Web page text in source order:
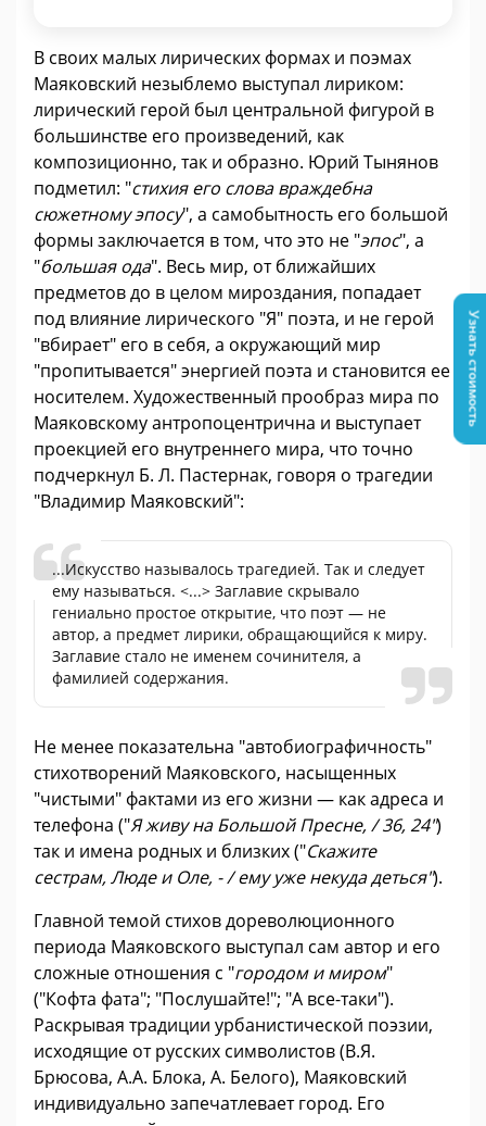
В своих малых лирических формах и поэмах
Маяковский незыблемо выступал лириком:
лирический герой был центральной фигурой в
большинстве его произведений, как
композиционно, так и образно. Юрий Тынянов
подметил: "стихия его слова враждебна
сюжетному эпосу", а самобытность его большой
формы заключается в том, что это не "эпос", а
"большая ода". Весь мир, от ближайших
предметов до в целом мироздания, попадает
под влияние лирического "Я" поэта, и не герой
"вбирает" его в себя, а окружающий мир
"пропитывается" энергией поэта и становится ее
носителем. Художественный прообраз мира по
Маяковскому антропоцентрична и выступает
проекцией его внутреннего мира, что точно
подчеркнул Б. Л. Пастернак, говоря о трагедии
"Владимир Маяковский":
...Искусство называлось трагедией. Так и следует
ему называться. <...> Заглавие скрывало
гениально простое открытие, что поэт — не
автор, а предмет лирики, обращающийся к миру.
Заглавие стало не именем сочинителя, а
фамилией содержания.
Не менее показательна "автобиографичность"
стихотворений Маяковского, насыщенных
"чистыми" фактами из его жизни — как адреса и
телефона ("Я живу на Большой Пресне, / 36, 24")
так и имена родных и близких ("Скажите
сестрам, Люде и Оле, - / ему уже некуда деться").
Главной темой стихов дореволюционного
периода Маяковского выступал сам автор и его
сложные отношения с "городом и миром"
("Кофта фата"; "Послушайте!"; "А все-таки").
Раскрывая традиции урбанистической поэзии,
исходящие от русских символистов (В.Я.
Брюсова, А.А. Блока, А. Белого), Маяковский
индивидуально запечатлевает город. Его
Узнать стоимость